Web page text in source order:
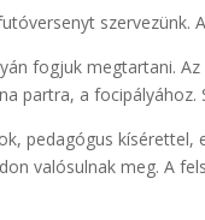
fogjuk megtartani.
partra, a focipályához.
pedagógus kísérettel,
valósulnak meg. A